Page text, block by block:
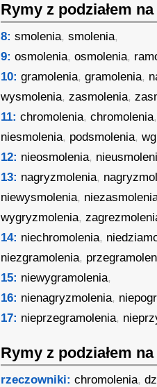
Rymy z podziałem
8: smolenia,smolenia,
9: osmolenia,osmolenia,
10: gramolenia,gramolenia,
wysmolenia,zasmolenia,
11: chromolenia,chromolenia
niesmolenia, podsmolenia,
12: nieosmolenia,
13: nagryzmolenia,
niewysmolenia,
wygryzmolenia,
14: niechromolenia,
niezgramolenia,
15: niewygramolenia,
16: nienagryzmolenia,
17: nieprzegramolenia,
Rymy z podziałem
rzeczowniki: chromolenia,